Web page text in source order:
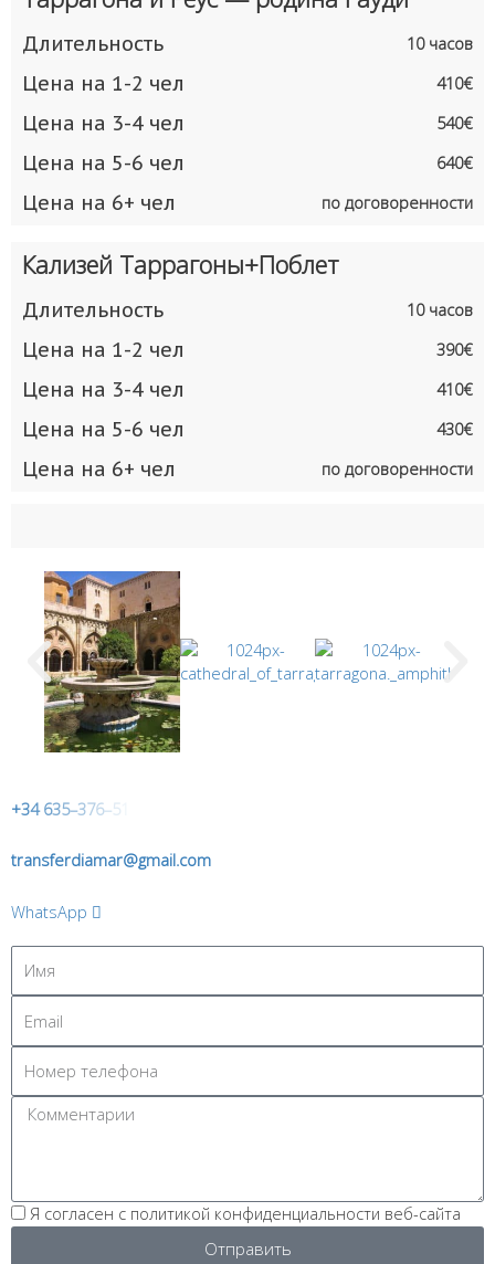
Длительность 10 часов
Цена на 1-2 чел 410€
Цена на 3-4 чел 540€
Цена на 5-6 чел 640€
Цена на 6+ чел по договоренности
Кализей Таррагоны+Поблет
Длительность 10 часов
Цена на 1-2 чел 390€
Цена на 3-4 чел 410€
Цена на 5-6 чел 430€
Цена на 6+ чел по договоренности
+34 635–376–5
transferdiamar@gmail.com
WhatsApp
Я согласен с политикой конфиденциальности веб-сайта
Отправить